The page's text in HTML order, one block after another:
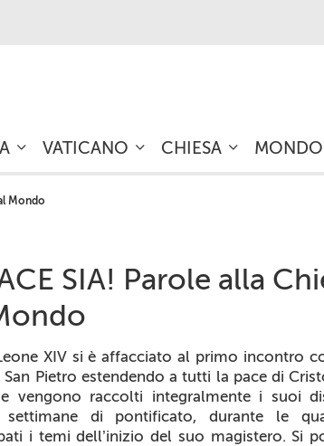
VATICANO CHIESA MONDO
Mondo
SIA! Parole alla
XIV si è affacciato al primo incontro
San Pietro estendendo a tutti la pace di
vengono raccolti integralmente i suoi
settimane di pontificato, durante le
i temi dell’inizio del suo magistero. Si